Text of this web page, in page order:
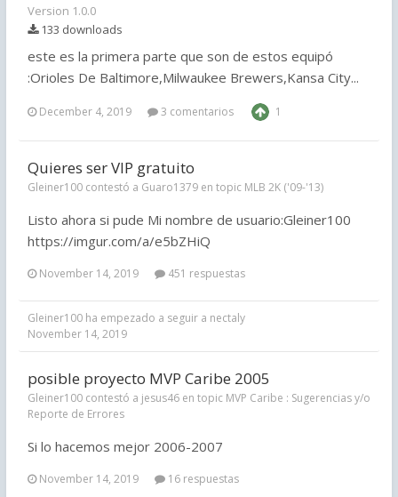
Version 1.0.0
133 downloads
este es la primera parte que son de estos equipó
:Orioles De Baltimore,Milwaukee Brewers,Kansa City...
December 4, 2019 3 comentarios 1
Quieres ser VIP gratuito
Gleiner100 contestó a Guaro1379 en topic MLB 2K ('09-'13)
Listo ahora si pude Mi nombre de usuario:Gleiner100
https://imgur.com/a/e5bZHiQ
November 14, 2019 451 respuestas
Gleiner100 ha empezado a seguir a nectaly
November 14, 2019
posible proyecto MVP Caribe 2005
Gleiner100 contestó a jesus46 en topic MVP Caribe : Sugerencias y/o
Reporte de Errores
Si lo hacemos mejor 2006-2007
November 14, 2019 16 respuestas